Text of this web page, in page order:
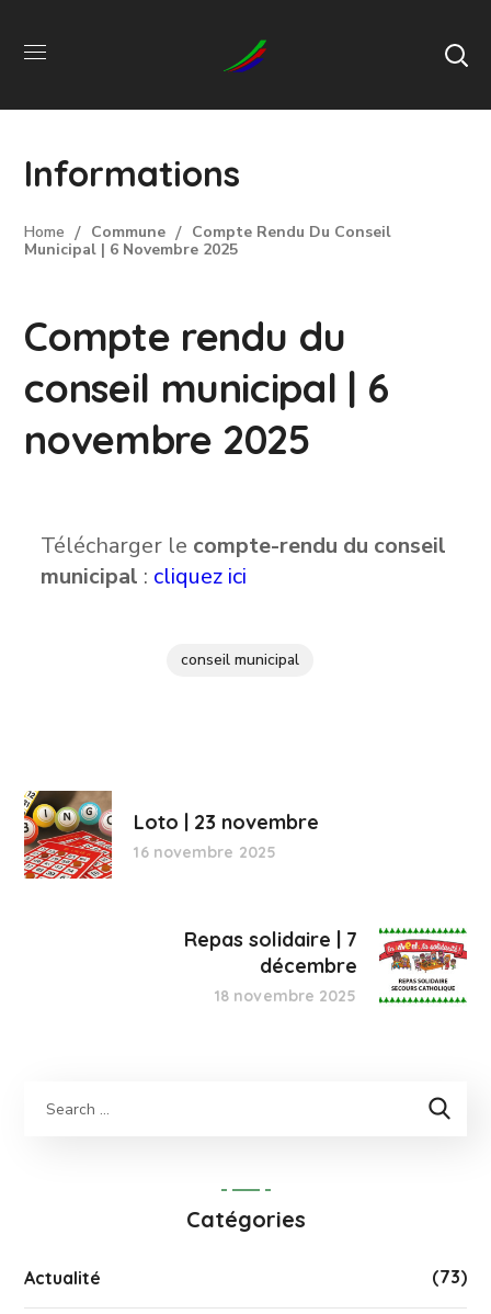
Informations
Home Commune
Compte Rendu Du Conseil
Municipal | 6 Novembre 2025
Compte rendu du
conseil municipal | 6
novembre 2025
Télécharger le compte-rendu du conseil
municipal : cliquez ici
conseil municipal
Loto | 23 novembre
16 novembre 2025
Repas solidaire | 7
décembre
18 novembre 2025
Catégories
Actualité (73)